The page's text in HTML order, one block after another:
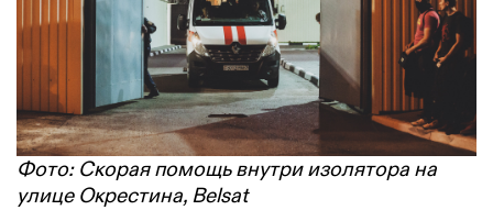
Фото: Скорая помощь внутри изолятора на
улице Окрестина, Belsat